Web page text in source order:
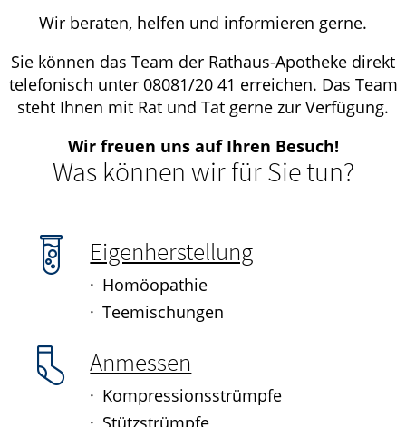
Wir beraten, helfen und informieren gerne.
Sie können das Team der Rathaus-Apotheke direkt
telefonisch unter 08081/20 41 erreichen. Das Team
steht Ihnen mit Rat und Tat gerne zur Verfügung.
Wir freuen uns auf Ihren Besuch!
Was können wir für Sie tun?
Eigenherstellung
Homöopathie
Teemischungen
Anmessen
Kompressionsstrümpfe